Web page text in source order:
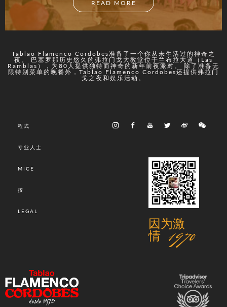
READ MORE
Tablao Flamenco Cordobes准备了一个你从未生活过的神奇之
夜。 巴塞罗那历史悠久的弗拉门戈大教堂位于兰布拉大道（Las
Ramblas），为80人提供独特而神奇的新年前夜派对。 除了准备无
限特别菜单的晚餐外，Tablao Flamenco Cordobes还提供弗拉门
戈之夜和娱乐活动。
程式
专业人士
MICE
按
LEGAL
因为激
情 1970